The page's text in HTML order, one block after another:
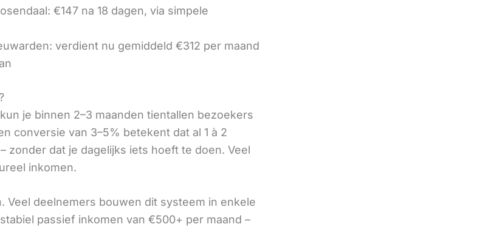
€147 na 18 dagen, via simpele
verdient nu gemiddeld €312 per maand
je binnen 2–3 maanden tientallen bezoekers
conversie van 3–5% betekent dat al 1 à 2
zonder dat je dagelijks iets hoeft te doen. Veel
inkomen.
Veel deelnemers bouwen dit systeem in enkele
passief inkomen van €500+ per maand –